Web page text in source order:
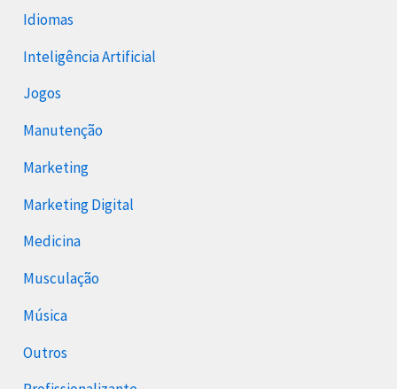
Idiomas
Inteligência Artificial
Jogos
Manutenção
Marketing
Marketing Digital
Medicina
Musculação
Música
Outros